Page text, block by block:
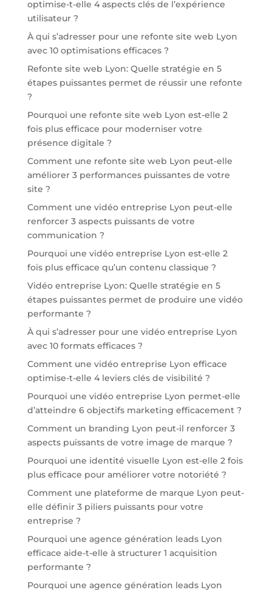
optimise-t-elle 4 aspects clés de l’expérience
utilisateur ?
À qui s’adresser pour une refonte site web Lyon
avec 10 optimisations efficaces ?
Refonte site web Lyon: Quelle stratégie en 5
étapes puissantes permet de réussir une refonte
?
Pourquoi une refonte site web Lyon est-elle 2
fois plus efficace pour moderniser votre
présence digitale ?
Comment une refonte site web Lyon peut-elle
améliorer 3 performances puissantes de votre
site ?
Comment une vidéo entreprise Lyon peut-elle
renforcer 3 aspects puissants de votre
communication ?
Pourquoi une vidéo entreprise Lyon est-elle 2
fois plus efficace qu’un contenu classique ?
Vidéo entreprise Lyon: Quelle stratégie en 5
étapes puissantes permet de produire une vidéo
performante ?
À qui s’adresser pour une vidéo entreprise Lyon
avec 10 formats efficaces ?
Comment une vidéo entreprise Lyon efficace
optimise-t-elle 4 leviers clés de visibilité ?
Pourquoi une vidéo entreprise Lyon permet-elle
d’atteindre 6 objectifs marketing efficacement ?
Comment un branding Lyon peut-il renforcer 3
aspects puissants de votre image de marque ?
Pourquoi une identité visuelle Lyon est-elle 2 fois
plus efficace pour améliorer votre notoriété ?
Comment une plateforme de marque Lyon peut-
elle définir 3 piliers puissants pour votre
entreprise ?
Pourquoi une agence génération leads Lyon
efficace aide-t-elle à structurer 1 acquisition
performante ?
Pourquoi une agence génération leads Lyon